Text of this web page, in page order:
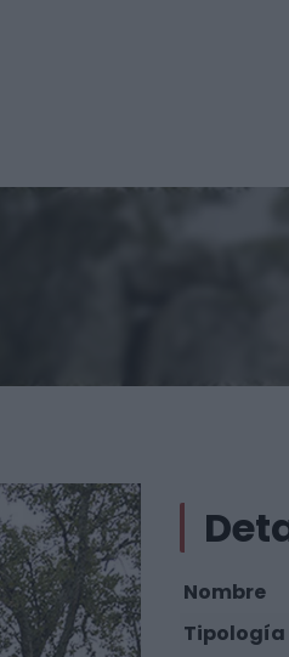
Nombre
Tipología